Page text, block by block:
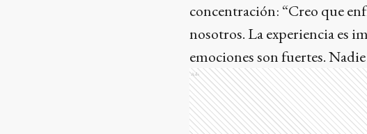
concentración: “Creo que
nosotros. La experiencia es
emociones son fuertes.
Ads